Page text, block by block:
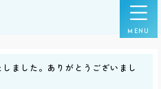
ました。ありがとうございまし